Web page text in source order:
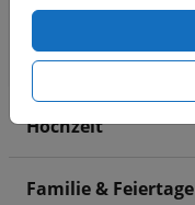
Hochzeit
Familie & Feiertage